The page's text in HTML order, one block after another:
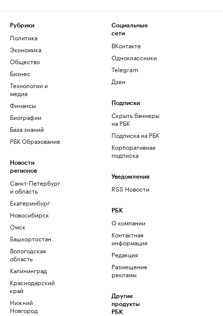
Рубрики
Политика
Экономика
Общество
Бизнес
Технологии и
медиа
Финансы
Биографии
База знаний
РБК Образование
Новости
регионов
Санкт-Петербург
и область
Екатеринбург
Новосибирск
Омск
Башкортостан
Вологодская
область
Калининград
Краснодарский
край
Нижний
Новгород
Социальные
сети
ВКонтакте
Одноклассники
Telegram
Дзен
Подписки
Скрыть баннеры
на РБК
Подписка на РБК
Корпоративная
подписка
Уведомления
RSS Новости
РБК
О компании
Контактная
информация
Редакция
Размещение
рекламы
Другие
продукты
РБК